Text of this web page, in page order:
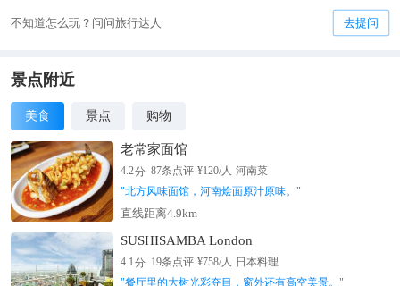
不知道怎么玩？问问旅行达人 去提问
景点附近
美食 景点 购物
老常家面馆
4.2分 87条点评 ¥120/人 河南菜
"北方风味面馆，河南烩面原汁原味。 "
直线距离4.9km
SUSHISAMBA London
4.1分 19条点评 ¥758/人 日本料理
"餐厅里的大树光彩夺目，窗外还有高空美景。 "